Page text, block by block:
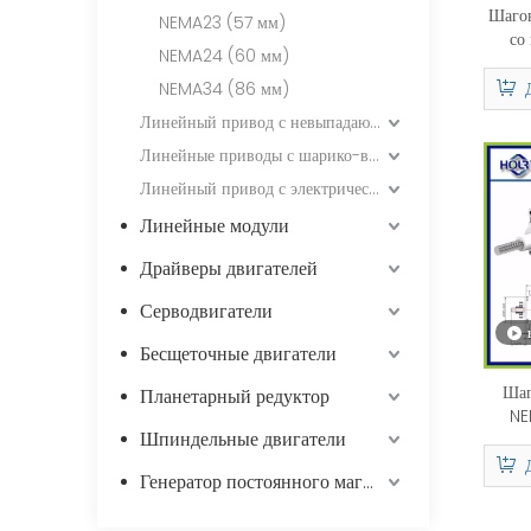
NEMA23 (57 мм)
NEMA24 (60 мм)
NEMA34 (86 мм)
Линейный привод с невыпадающим ходовым винтом
Линейные приводы с шарико-винтовой передачей
Линейный привод с электрическим цилиндром / невыпадающим ходовым винтом
Линейные модули
Драйверы двигателей
Серводвигатели
Бесщеточные двигатели
Планетарный редуктор
Шпиндельные двигатели
Генератор постоянного магнита
56